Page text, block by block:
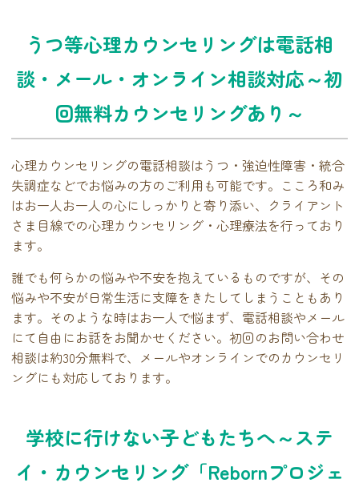
うつ等心理カウンセリングは電話相
談・メール・オンライン相談対応～初
回無料カウンセリングあり～
心理カウンセリングの電話相談はうつ・強迫性障害・統合
失調症などでお悩みの方のご利用も可能です。こころ和み
はお一人お一人の心にしっかりと寄り添い、クライアント
さま目線での心理カウンセリング・心理療法を行っており
ます。
誰でも何らかの悩みや不安を抱えているものですが、その
悩みや不安が日常生活に支障をきたしてしまうこともあり
ます。そのような時はお一人で悩まず、電話相談やメール
にて自由にお話をお聞かせください。初回のお問い合わせ
相談は約30分無料で、メールやオンラインでのカウンセリ
ングにも対応しております。
学校に行けない子どもたちへ～ステ
イ・カウンセリング「Rebornプロジェ